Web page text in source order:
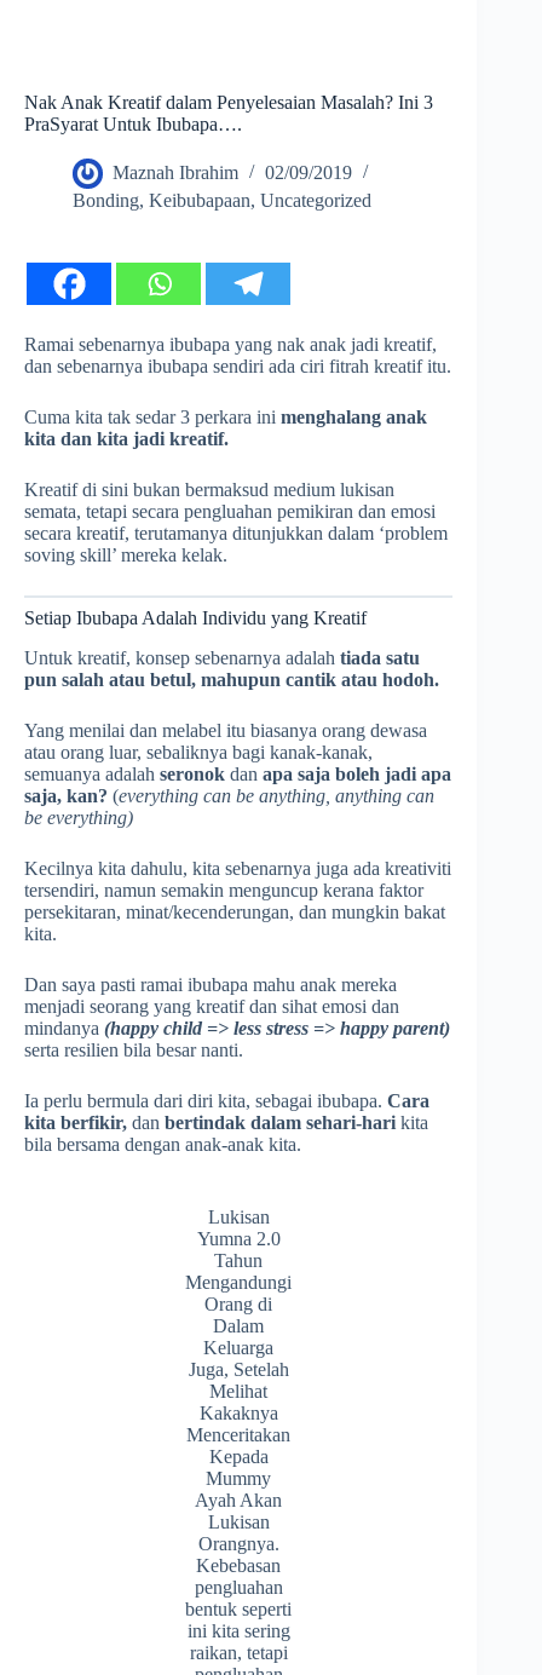
Nak Anak Kreatif dalam Penyelesaian Masalah? Ini 3
PraSyarat Untuk Ibubapa….
Maznah Ibrahim
02/09/2019
Bonding, Keibubapaan, Uncategorized
Ramai sebenarnya ibubapa yang nak anak jadi kreatif,
dan sebenarnya ibubapa sendiri ada ciri fitrah kreatif itu.
Cuma kita tak sedar 3 perkara ini menghalang anak
kita dan kita jadi kreatif.
Kreatif di sini bukan bermaksud medium lukisan
semata, tetapi secara pengluahan pemikiran dan emosi
secara kreatif, terutamanya ditunjukkan dalam ‘problem
soving skill’ mereka kelak.
Setiap Ibubapa Adalah Individu yang Kreatif
Untuk kreatif, konsep sebenarnya adalah tiada satu
pun salah atau betul, mahupun cantik atau hodoh.
Yang menilai dan melabel itu biasanya orang dewasa
atau orang luar, sebaliknya bagi kanak-kanak,
semuanya adalah seronok dan apa saja boleh jadi apa
saja, kan? (everything can be anything, anything can
be everything)
Kecilnya kita dahulu, kita sebenarnya juga ada kreativiti
tersendiri, namun semakin menguncup kerana faktor
persekitaran, minat/kecenderungan, dan mungkin bakat
kita.
Dan saya pasti ramai ibubapa mahu anak mereka
menjadi seorang yang kreatif dan sihat emosi dan
mindanya (happy child => less stress => happy parent)
serta resilien bila besar nanti.
Ia perlu bermula dari diri kita, sebagai ibubapa. Cara
kita berfikir, dan bertindak dalam sehari-hari kita
bila bersama dengan anak-anak kita.
Lukisan
Yumna 2.0
Tahun
Mengandungi
Orang di
Dalam
Keluarga
Juga, Setelah
Melihat
Kakaknya
Menceritakan
Kepada
Mummy
Ayah Akan
Lukisan
Orangnya.
Kebebasan
pengluahan
bentuk seperti
ini kita sering
raikan, tetapi